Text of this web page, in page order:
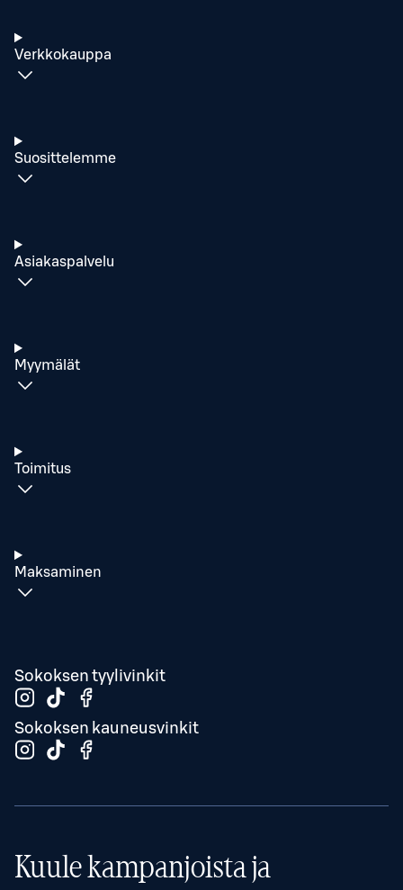
Verkkokauppa
Suosittelemme
Asiakaspalvelu
Myymälät
Toimitus
Maksaminen
Sokoksen tyylivinkit
Sokoksen kauneusvinkit
Kuule kampanjoista ja